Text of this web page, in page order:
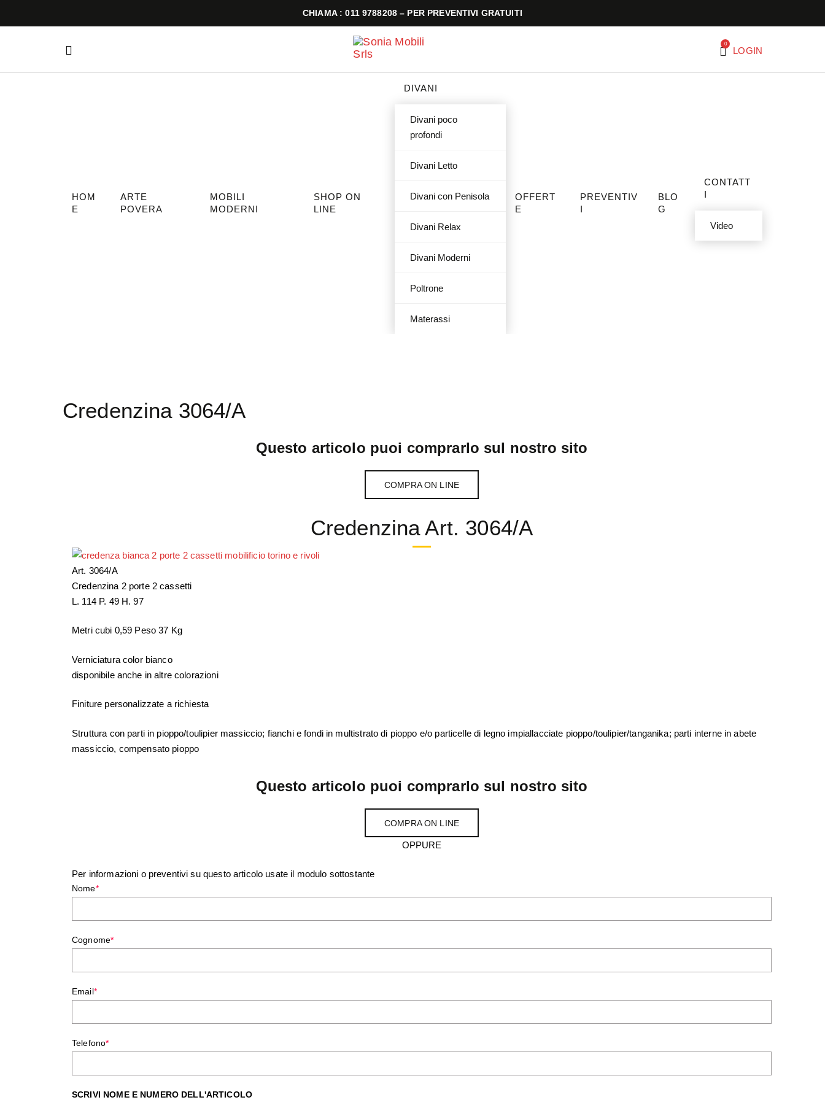
CHIAMA : 011 9788208 – PER PREVENTIVI GRATUITI
0
LOGIN
HOM
E
ARTE
POVERA
MOBILI
MODERNI
SHOP ON
LINE
DIVANI
Divani poco
profondi
Divani Letto
Divani con Penisola
Divani Relax
Divani Moderni
Poltrone
Materassi
OFFERT
E
PREVENTIV
I
BLO
G
CONTATT
I
Video
Credenzina 3064/A
Questo articolo puoi comprarlo sul nostro sito
COMPRA ON LINE
Credenzina Art. 3064/A
Art. 3064/A
Credenzina 2 porte 2 cassetti
L. 114 P. 49 H. 97
Metri cubi 0,59 Peso 37 Kg
Verniciatura color bianco
disponibile anche in altre colorazioni
Finiture personalizzate a richiesta
Struttura con parti in pioppo/toulipier massiccio; fianchi e fondi in multistrato di pioppo e/o particelle di legno impiallacciate pioppo/toulipier/tanganika; parti interne in abete
massiccio, compensato pioppo
Questo articolo puoi comprarlo sul nostro sito
COMPRA ON LINE
OPPURE
Per informazioni o preventivi su questo articolo usate il modulo sottostante
Nome*
Cognome*
Email*
Telefono*
SCRIVI NOME E NUMERO DELL'ARTICOLO